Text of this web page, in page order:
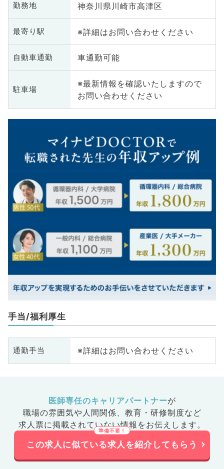
勤務地 神奈川県川崎市高津区
最寄り駅 ※詳細はお問い合わせください
自動車通勤 車通勤可能
駐車場
※最新情報を確認いたしますので
お問い合わせください
手当/福利厚生
通勤手当 ※詳細はお問い合わせください
医師専任のキャリアパートナーが
職場の雰囲気や人間関係、 教育・研修制度など
求人票に掲載されていない情報をお伝えします。
この求人に似ている求人を紹介してもらう